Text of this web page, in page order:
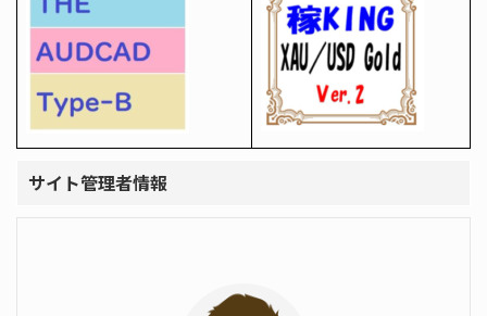
サイト管理者情報